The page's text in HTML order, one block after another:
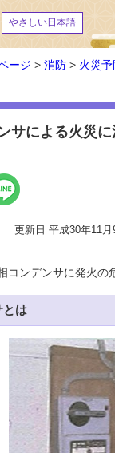
やさしい日本語
ージ > 消防 > 火災予
サによる火災に
更新日 平成30年11月
コンデンサに発火の
とは